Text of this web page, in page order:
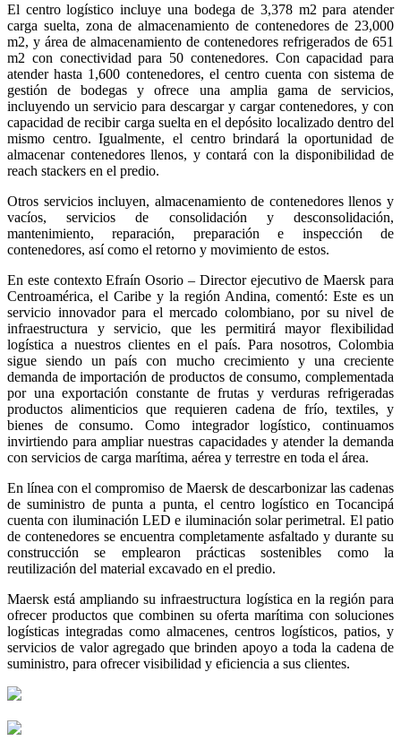
El centro logístico incluye una bodega de 3,378 m2 para atender
carga suelta, zona de almacenamiento de contenedores de 23,000
m2, y área de almacenamiento de contenedores refrigerados de 651
m2 con conectividad para 50 contenedores. Con capacidad para
atender hasta 1,600 contenedores, el centro cuenta con sistema de
gestión de bodegas y ofrece una amplia gama de servicios,
incluyendo un servicio para descargar y cargar contenedores, y con
capacidad de recibir carga suelta en el depósito localizado dentro del
mismo centro. Igualmente, el centro brindará la oportunidad de
almacenar contenedores llenos, y contará con la disponibilidad de
reach stackers en el predio.
Otros servicios incluyen, almacenamiento de contenedores llenos y
vacíos, servicios de consolidación y desconsolidación,
mantenimiento, reparación, preparación e inspección de
contenedores, así como el retorno y movimiento de estos.
En este contexto Efraín Osorio – Director ejecutivo de Maersk para
Centroamérica, el Caribe y la región Andina, comentó: Este es un
servicio innovador para el mercado colombiano, por su nivel de
infraestructura y servicio, que les permitirá mayor flexibilidad
logística a nuestros clientes en el país. Para nosotros, Colombia
sigue siendo un país con mucho crecimiento y una creciente
demanda de importación de productos de consumo, complementada
por una exportación constante de frutas y verduras refrigeradas
productos alimenticios que requieren cadena de frío, textiles, y
bienes de consumo. Como integrador logístico, continuamos
invirtiendo para ampliar nuestras capacidades y atender la demanda
con servicios de carga marítima, aérea y terrestre en toda el área.
En línea con el compromiso de Maersk de descarbonizar las cadenas
de suministro de punta a punta, el centro logístico en Tocancipá
cuenta con iluminación LED e iluminación solar perimetral. El patio
de contenedores se encuentra completamente asfaltado y durante su
construcción se emplearon prácticas sostenibles como la
reutilización del material excavado en el predio.
Maersk está ampliando su infraestructura logística en la región para
ofrecer productos que combinen su oferta marítima con soluciones
logísticas integradas como almacenes, centros logísticos, patios, y
servicios de valor agregado que brinden apoyo a toda la cadena de
suministro, para ofrecer visibilidad y eficiencia a sus clientes.